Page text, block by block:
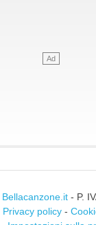
Bellacanzone.it- P.
Privacy policy -